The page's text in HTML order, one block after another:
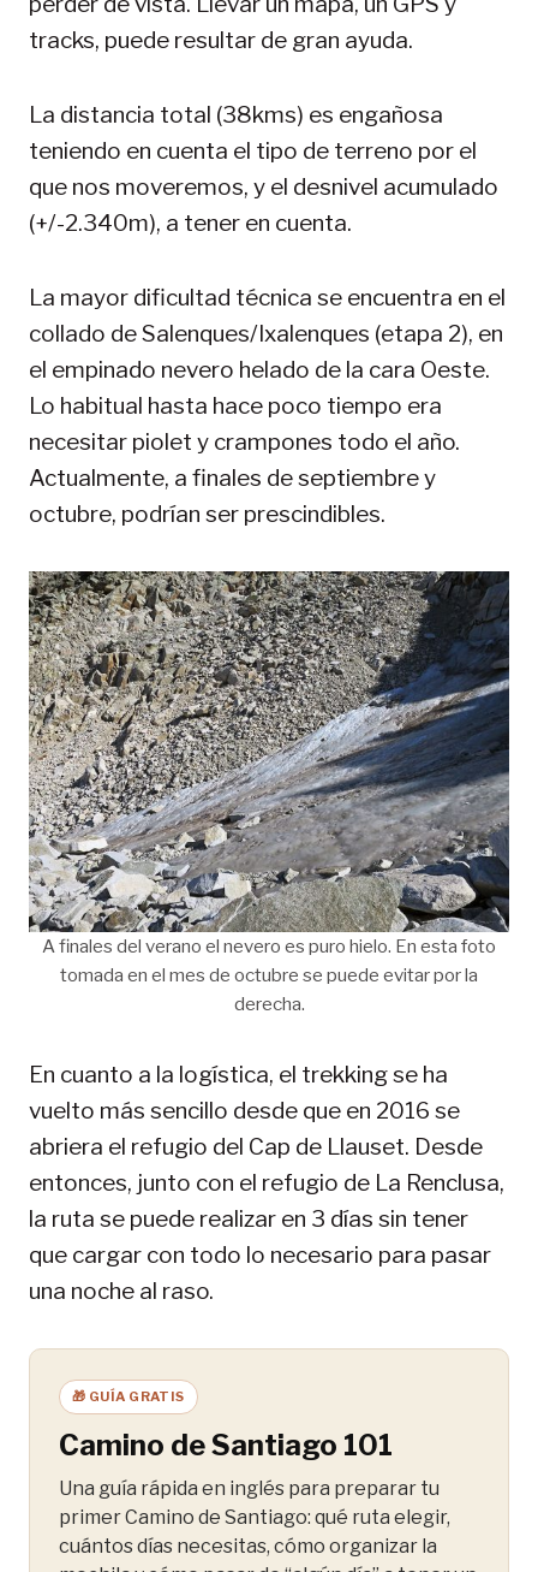
tracks, puede resultar de gran ayuda.
La distancia total (38kms) es engañosa
teniendo en cuenta el tipo de terreno por el
que nos moveremos, y el desnivel acumulado
(+/-2.340m), a tener en cuenta.
La mayor dificultad técnica se encuentra en el
collado de Salenques/Ixalenques (etapa 2), en
el empinado nevero helado de la cara Oeste.
Lo habitual hasta hace poco tiempo era
necesitar piolet y crampones todo el año.
Actualmente, a finales de septiembre y
octubre, podrían ser prescindibles.
A finales del verano el nevero es puro hielo. En esta foto
tomada en el mes de octubre se puede evitar por la
derecha.
En cuanto a la logística, el trekking se ha
vuelto más sencillo desde que en 2016 se
abriera el refugio del Cap de Llauset. Desde
entonces, junto con el refugio de La Renclusa,
la ruta se puede realizar en 3 días sin tener
que cargar con todo lo necesario para pasar
una noche al raso.
🎁 GUÍA GRATIS
Camino de Santiago 101
Una guía rápida en inglés para preparar tu
primer Camino de Santiago: qué ruta elegir,
cuántos días necesitas, cómo organizar la